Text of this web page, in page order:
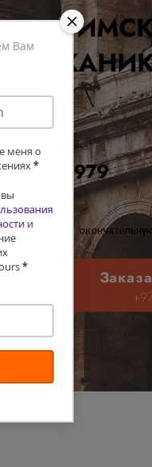
Вам
меня о
*
и
*
Цена
€979